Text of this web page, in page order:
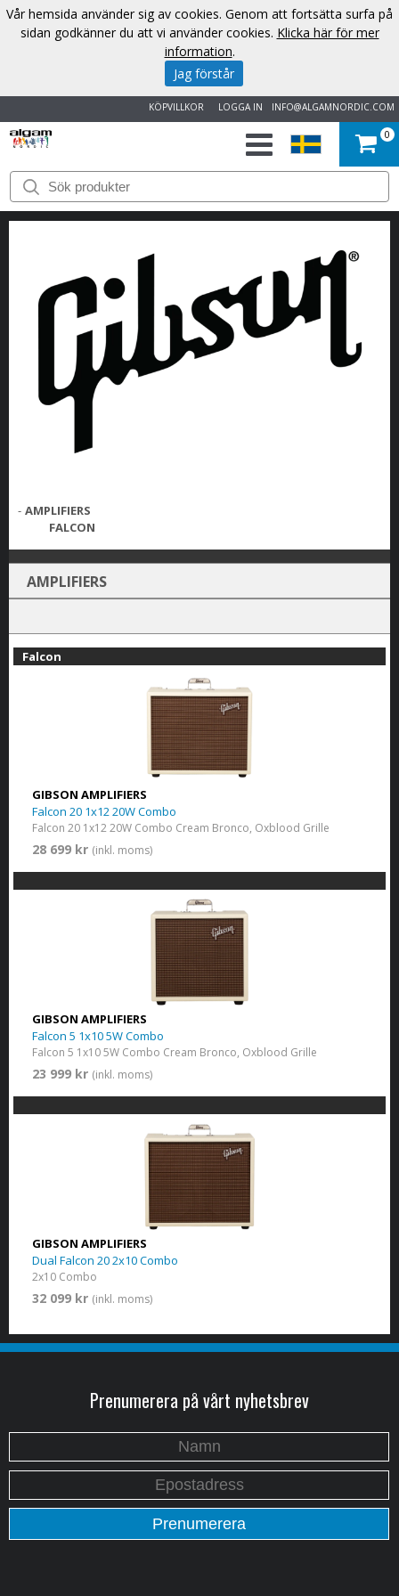
INFO@ALGAMNORDIC.COM
LOGGA IN
KÖPVILLKOR
START
VARUMÄRKEN
NYHETER
OM
OSS
KONTAKT
0
- AMPLIFIERS
FALCON
AMPLIFIERS
Falcon
GIBSON AMPLIFIERS
Falcon 20 1x12 20W Combo
Falcon 20 1x12 20W Combo Cream Bronco, Oxblood Grille
28 699 kr (inkl. moms)
GIBSON AMPLIFIERS
Falcon 5 1x10 5W Combo
Falcon 5 1x10 5W Combo Cream Bronco, Oxblood Grille
23 999 kr (inkl. moms)
GIBSON AMPLIFIERS
Dual Falcon 20 2x10 Combo
2x10 Combo
32 099 kr (inkl. moms)
Prenumerera på vårt nyhetsbrev
Vår hemsida använder sig av cookies. Genom att fortsätta surfa på
sidan godkänner du att vi använder cookies. Klicka här för mer
information.
Jag förstår